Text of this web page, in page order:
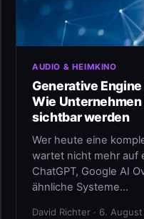
AUDIO & HEIMKINO
Generative
Wie
sichtbar werden
Wer heute eine
wartet nicht mehr auf
ChatGPT, Google AI
ähnliche Systeme…
David Richter · 6.